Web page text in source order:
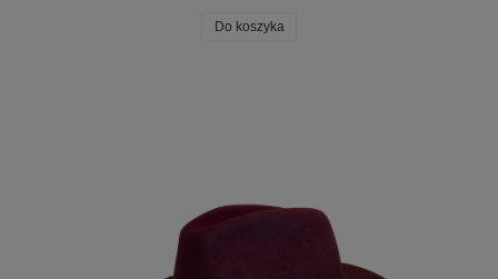
Do koszyka